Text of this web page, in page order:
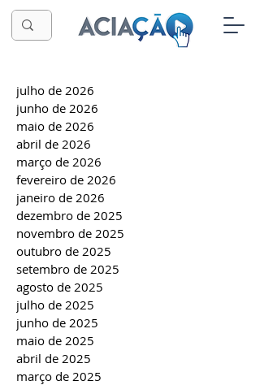
julho de 2026
junho de 2026
maio de 2026
abril de 2026
março de 2026
fevereiro de 2026
janeiro de 2026
dezembro de 2025
novembro de 2025
outubro de 2025
setembro de 2025
agosto de 2025
julho de 2025
junho de 2025
maio de 2025
abril de 2025
março de 2025